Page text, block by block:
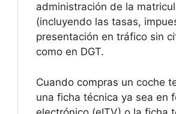
administración de la
(incluyendo las tasas,
presentación en tráfico sin
como en DGT.
Cuando compras un coche
una ficha técnica ya sea en